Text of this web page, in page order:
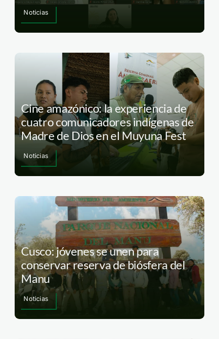
Noticias
Cine amazónico: la experiencia de
cuatro comunicadores indígenas de
Madre de Dios en el Muyuna Fest
Noticias
Cusco: jóvenes se unen para
conservar reserva de biósfera del
Manu
Noticias